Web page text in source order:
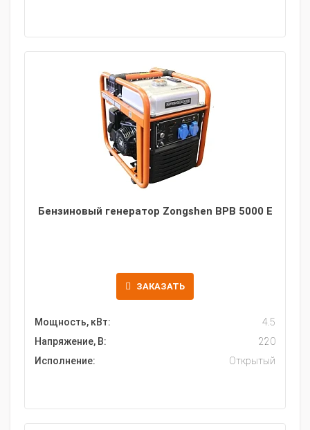
Бензиновый генератор Zongshen BPB 5000 E
ЗАКАЗАТЬ
Мощность, кВт:
4.5
Напряжение, В:
220
Исполнение:
Открытый